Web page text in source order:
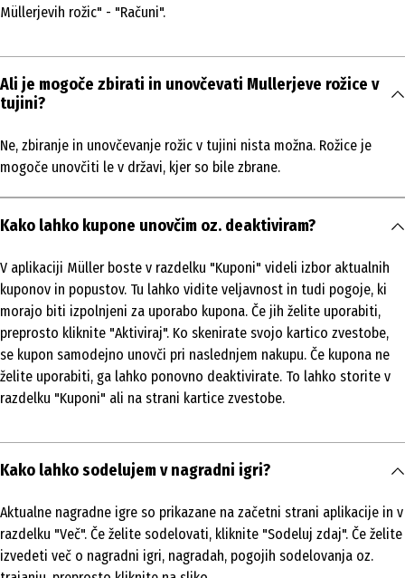
Müllerjevih rožic" - "Računi".
Ali je mogoče zbirati in unovčevati Mullerjeve rožice v
tujini?
Ne, zbiranje in unovčevanje rožic v tujini nista možna. Rožice je
mogoče unovčiti le v državi, kjer so bile zbrane.
Kako lahko kupone unovčim oz. deaktiviram?
V aplikaciji Müller boste v razdelku "Kuponi" videli izbor aktualnih
kuponov in popustov. Tu lahko vidite veljavnost in tudi pogoje, ki
morajo biti izpolnjeni za uporabo kupona. Če jih želite uporabiti,
preprosto kliknite "Aktiviraj". Ko skenirate svojo kartico zvestobe,
se kupon samodejno unovči pri naslednjem nakupu. Če kupona ne
želite uporabiti, ga lahko ponovno deaktivirate. To lahko storite v
razdelku "Kuponi" ali na strani kartice zvestobe.
Kako lahko sodelujem v nagradni igri?
Aktualne nagradne igre so prikazane na začetni strani aplikacije in v
razdelku "Več". Če želite sodelovati, kliknite "Sodeluj zdaj". Če želite
izvedeti več o nagradni igri, nagradah, pogojih sodelovanja oz.